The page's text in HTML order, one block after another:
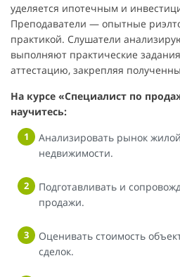
уделяется ипотечным и
Преподаватели — опытные
практикой. Слушатели
выполняют практические
аттестацию, закрепляя
На курсе «Специалист по
научитесь:
Анализировать рынок
недвижимости.
Подготавливать и
продажи.
Оценивать стоимость
сделок.